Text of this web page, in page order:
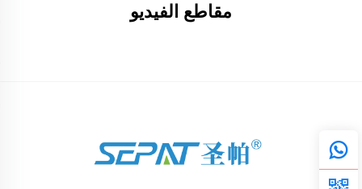
مقاطع الفيديو